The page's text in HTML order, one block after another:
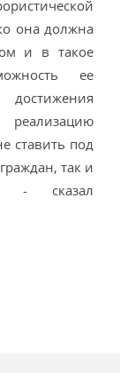
она должна
и в такое
ее
достижения
ставить под
так и
- сказал